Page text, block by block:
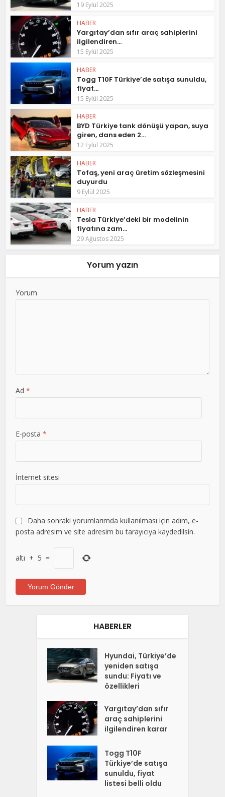
19 Eylül 2025
HABER
Yargıtay’dan sıfır araç sahiplerini
ilgilendiren...
15 Eylül 2025
HABER
Togg T10F Türkiye’de satışa sunuldu,
fiyat...
15 Eylül 2025
HABER
BYD Türkiye tank dönüşü yapan, suya
giren, dans eden 2...
12 Eylül 2025
HABER
Tofaş, yeni araç üretim sözleşmesini
duyurdu
9 Eylül 2025
HABER
Tesla Türkiye’deki bir modelinin
fiyatına zam...
29 Ağustos 2025
Yorum yazın
Yorum
Ad*
E-posta*
İnternet sitesi
Daha sonraki yorumlarımda kullanılması için adım, e-
posta adresim ve site adresim bu tarayıcıya kaydedilsin.
altı + 5 =
HABERLER
Hyundai, Türkiye’de
yeniden satışa
sundu: Fiyatı ve
özellikleri
Yargıtay’dan sıfır
araç sahiplerini
ilgilendiren karar
Togg T10F
Türkiye’de satışa
sunuldu, fiyat
listesi belli oldu